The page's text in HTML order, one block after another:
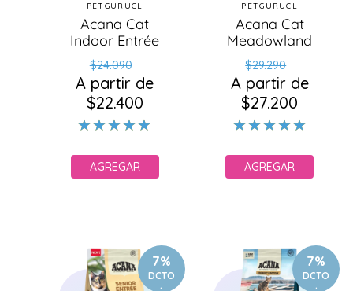
Proveedor:
PETGURUCL
Acana Cat
Indoor Entrée
Precio
habitual
$24.090Precio
de
oferta
A partir de
$22.400
AGREGAR
Proveedor:
PETGURUCL
Acana Cat
Meadowland
Precio
habitual
$29.290Precio
de
oferta
A partir de
$27.200
AGREGAR
7%
DCTO
.
7%
DCTO
.